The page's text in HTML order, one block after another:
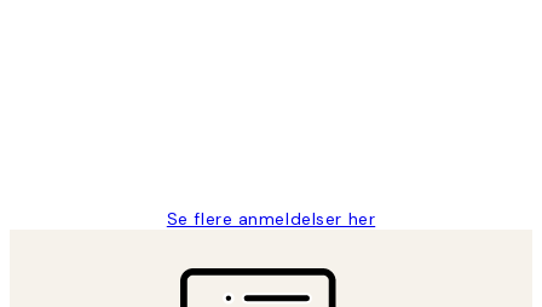
Se flere anmeldelser her